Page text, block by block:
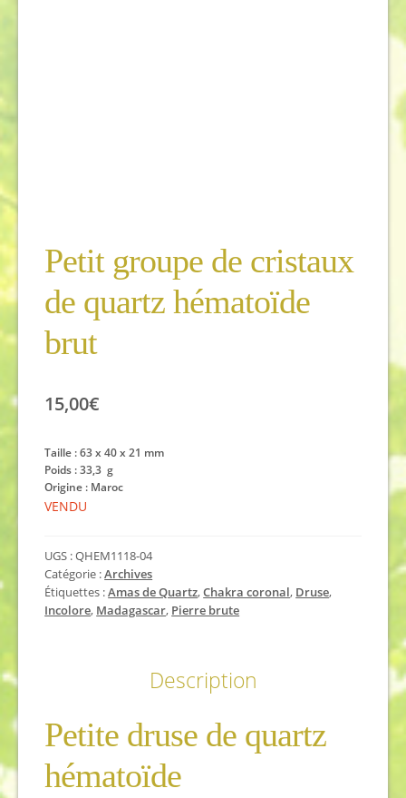
Petit groupe de cristaux
de quartz hématoïde
brut
15,00€
Taille : 63 x 40 x 21 mm
Poids : 33,3 g
Origine : Maroc
VENDU
UGS :QHEM1118-04
Catégorie :Archives
Étiquettes :Amas de Quartz,Chakra coronal, Druse,
Incolore, Madagascar, Pierre brute
Description
Petite druse de quartz
hématoïde